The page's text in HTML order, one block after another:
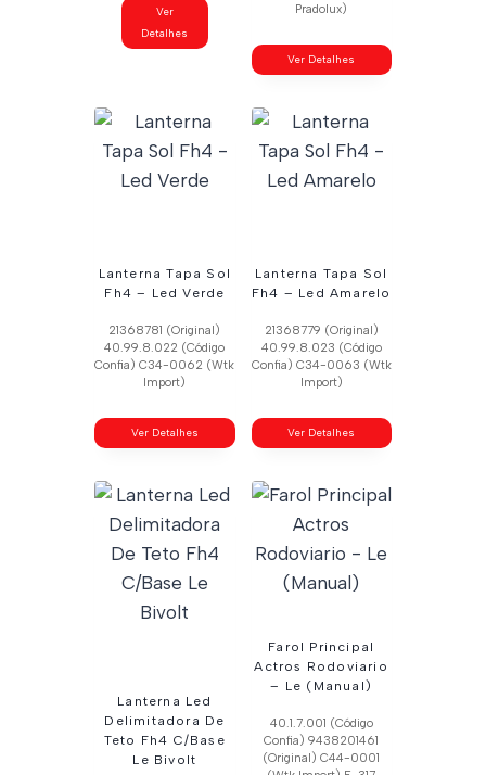
Ver
Detalhes
Pradolux)
Ver Detalhes
Lanterna Tapa Sol
Fh4 – Led Verde
21368781 (Original)
40.99.8.022 (Código
Confia) C34-0062 (Wtk
Import)
Ver Detalhes
Lanterna Tapa Sol
Fh4 – Led Amarelo
21368779 (Original)
40.99.8.023 (Código
Confia) C34-0063 (Wtk
Import)
Ver Detalhes
Lanterna Led
Delimitadora De
Teto Fh4 C/Base
Le Bivolt
Farol Principal
Actros Rodoviario
– Le (Manual)
40.1.7.001 (Código
Confia) 9438201461
(Original) C44-0001